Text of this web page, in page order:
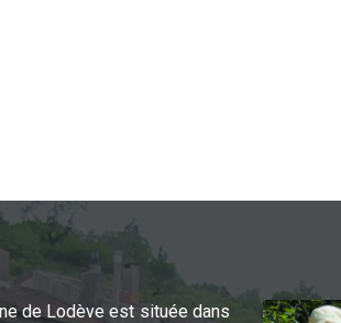
de Lodève est située dans